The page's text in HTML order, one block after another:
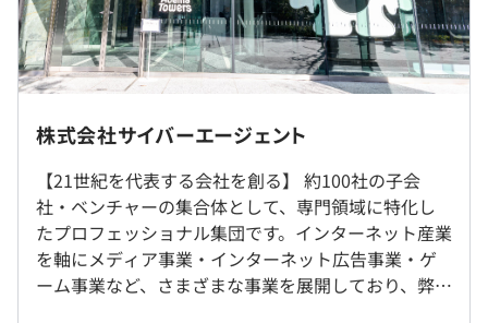
全社で一貫したセキュリティー・ポリシーのもと、サイバ
ーエージェントグループ内の各組織で開発したソースコー
ドを相互に共有することにより、技術資産の活用を最大化
する取り組みです。
◆ENERGY Wi-Fi
業務以外の検証、研究などの目的で私用デバイスから利用
できるWi-Fiネットワーク環境を用意しています。
◾️一部在宅勤務可
2020年6月より全従業員を対象に特定の曜日はリモートワ
リモートワークを併用するハイブリッド型の働き方を取り
移動を伴う社内会議や、大人数の会議は効率のよいビデオ
会議に変更する、従業員が心身をリフレッシュする機会を
増やすなどリモートワークの利点と、チームワークや活気
のよさを両立させるための施策です。
＊＊＊＊＊＊＊＊＊＊＊＊＊＊＊＊＊
◾️年俸 5,040,000円〜
◾️月次給与 420,000円〜
◾️家賃補助制度
・「2駅ルール」：3万円／月
・勤続年数満5年経過後は「どこでもルール」：5万円／
〈月次給与の内訳〉
・所定時間内賃金 244,308円
・所定時間外深夜割増賃金（46時間分） 17,343円
い、その後各事業部に配属されます。
配属後、事業部ごとの研修やジョブローテーションを行う
場合もあります。
容は毎年異なります。
あり
役員及び管理的地位にある者に占める女性の割合
株式会社サイバーエージェント
【21世紀を代表する会社を創る】 約100社の子会
社・ベンチャーの集合体として、専門領域に特化し
たプロフェッショナル集団です。インターネット産業
を軸にメディア事業・インターネット広告事業・ゲ
ーム事業など、さまざまな事業を展開しており、弊社